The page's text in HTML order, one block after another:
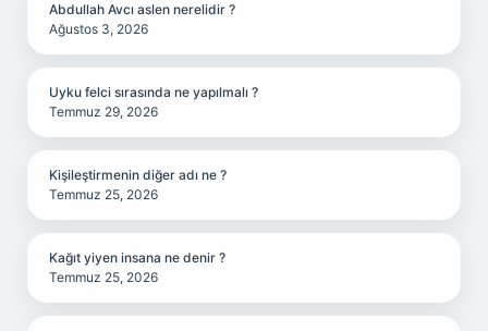
Abdullah Avcı aslen nerelidir ?
Ağustos 3, 2026
Uyku felci sırasında ne yapılmalı ?
Temmuz 29, 2026
Kişileştirmenin diğer adı ne ?
Temmuz 25, 2026
Kağıt yiyen insana ne denir ?
Temmuz 25, 2026